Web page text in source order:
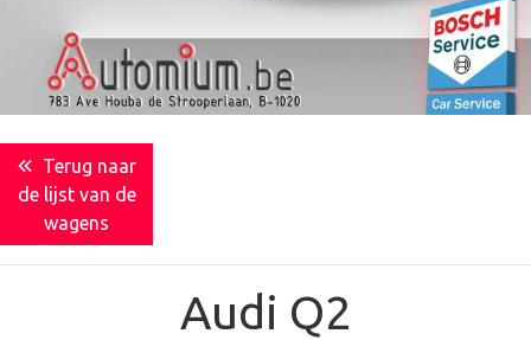
Terug naar
de lijst van de
wagens
Audi Q2